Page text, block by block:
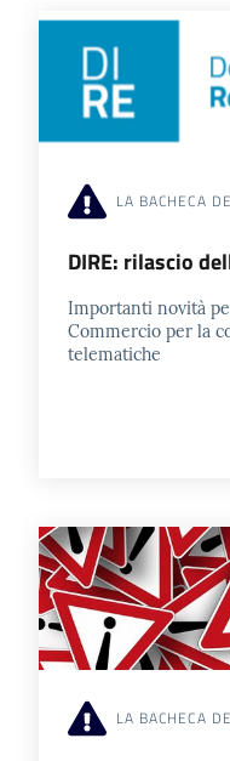
LA BACHECA
DIRE: rilascio
Importanti novità
Commercio per la
telematiche
LA BACHECA